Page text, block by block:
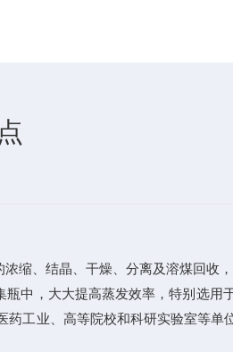
缩、结晶、干燥、分离及溶煤回收
中，大大提高蒸发效率，特别选
工业、高等院校和科研实验室等